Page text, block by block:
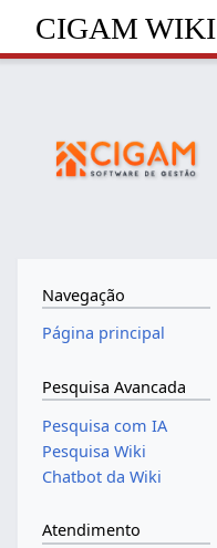
CIGAM WIKI
Navegação
Página principal
Pesquisa Avancada
Pesquisa com IA
Pesquisa Wiki
Chatbot da Wiki
Atendimento